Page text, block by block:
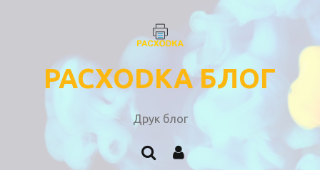
PACXODKA БЛОГ
Друк блог